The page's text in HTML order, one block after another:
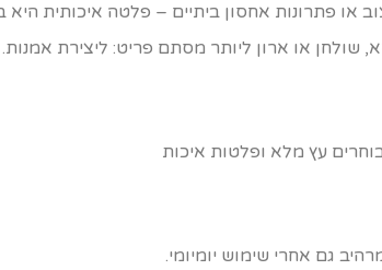
או פתרונות אחסון ביתיים – פלטה איכותית
או ארון ליותר מסתם פריט: ליצירת אמנות.
עץ מלא ופלטות איכות
גם אחרי שימוש יומיומי.